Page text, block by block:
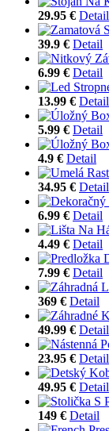
29.95 € Detail
39.9 € Detail
6.99 € Detail
13.99 € Detail
5.99 € Detail
4.9 € Detail
34.95 € Detail
6.99 € Detail
4.49 € Detail
7.99 € Detail
369 € Detail
49.99 € Detail
23.95 € Detail
49.95 € Detail
149 € Detail